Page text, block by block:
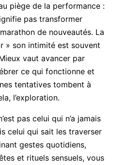
piège de la performance :
pas transformer
de nouveautés. La
» son intimité est souvent
vaut avancer par
ce qui fonctionne et
tentatives tombent à
l’exploration.
pas celui qui n’a jamais
celui qui sait les traverser
gestes quotidiens,
et rituels sensuels, vous